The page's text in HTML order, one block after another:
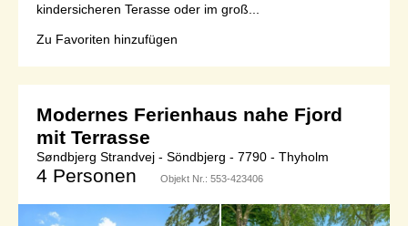
kindersicheren Terasse oder im groß...
Zu Favoriten hinzufügen
Modernes Ferienhaus nahe Fjord
mit Terrasse
Søndbjerg Strandvej - Söndbjerg - 7790 - Thyholm
4 Personen Objekt Nr.: 553-423406